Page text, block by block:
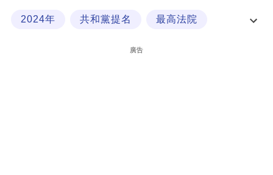
2024年 共和黨提名 最高法院
廣告